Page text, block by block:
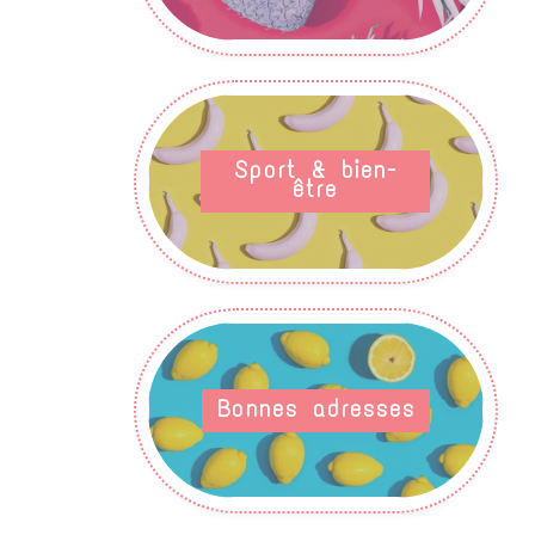
Sport & bien-
être
Bonnes adresses